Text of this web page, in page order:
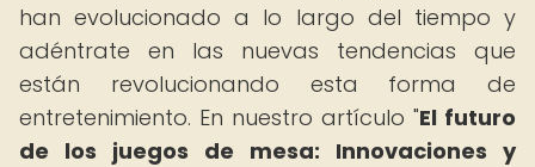
han evolucionado a lo largo del tiempo y
adéntrate en las nuevas tendencias que
están revolucionando esta forma de
entretenimiento. En nuestro artículo "El futuro
de los juegos de mesa: Innovaciones y